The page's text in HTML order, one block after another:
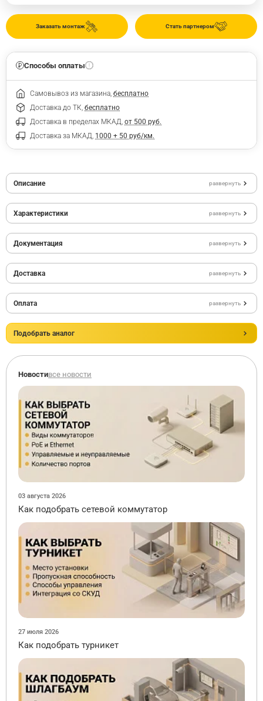
Стать партнером
Заказать монтаж
Способы оплаты
Самовывоз из магазина, бесплатно
Доставка до ТК, бесплатно
Доставка в пределах МКАД, от 500 руб.
Доставка за МКАД, 1000 + 50 руб/км.
Описание развернуть
Характеристики развернуть
Документация развернуть
Доставка развернуть
Оплата развернуть
Подобрать аналог
Новостивсе новости
03 августа 2026
Как подобрать сетевой коммутатор
27 июля 2026
Как подобрать турникет